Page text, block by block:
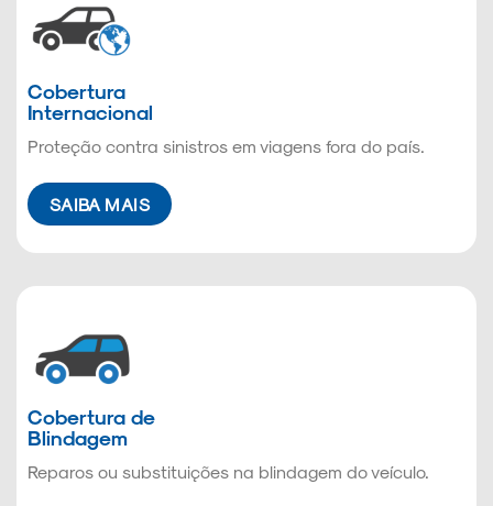
Cobertura
Internacional
Proteção contra sinistros em viagens fora do país.
SAIBA MAIS
Cobertura de
Blindagem
Reparos ou substituições na blindagem do veículo.